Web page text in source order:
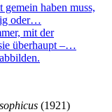
haben muss,
oder…
mit der
überhaupt –…
(1921)